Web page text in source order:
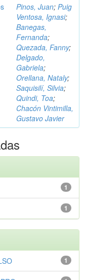
Pinos, Juan; Puig
Ventosa, Ignasi;
Banegas,
Fernanda;
Quezada, Fanny;
Delgado,
Gabriela;
Orellana, Nataly;
Saquisilí, Silvia;
Quindi, Toa;
Chacón Vintimilla,
Gustavo Javier
1
1
1